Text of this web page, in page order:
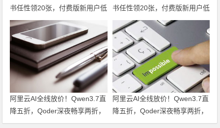
书任性领20张，付费版新用户低
至6折仅95元起，一站式满足全
场景HTTPS安全需求！领代金
券
书任性领20张，付费版新用户低
至6折仅95元起，一站式满足全
场景HTTPS安全需求！
阿里云AI全线放价！Qwen3.7直
降五折，Qoder深夜畅享两折，
文生视频六折起，全栈AI特惠一
阿里云AI全线放价！Qwen3.7直
降五折，Qoder深夜畅享两折，
文生视频六折起，全栈AI特惠一